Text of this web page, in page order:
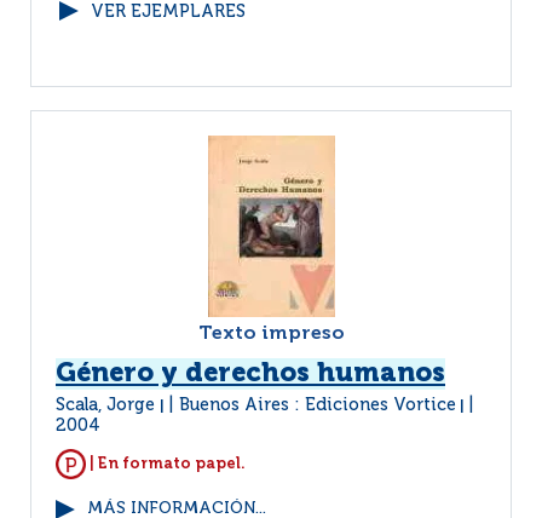
VER EJEMPLARES
Texto impreso
Género y derechos humanos
Scala, Jorge Buenos Aires : Ediciones Vortice
2004
| En formato papel.
MÁS INFORMACIÓN...